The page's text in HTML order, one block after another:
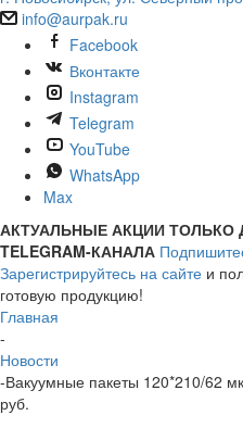
info@aurpak.ru
Facebook
Вконтакте
Instagram
Telegram
YouTube
WhatsApp
Max
АКТУАЛЬНЫЕ АКЦИИ
TELEGRAM-КАНАЛА
Зарегистрируйтесь на сайте и
готовую продукцию!
Главная
-
Новости
-Вакуумные пакеты 120*210/62
руб.